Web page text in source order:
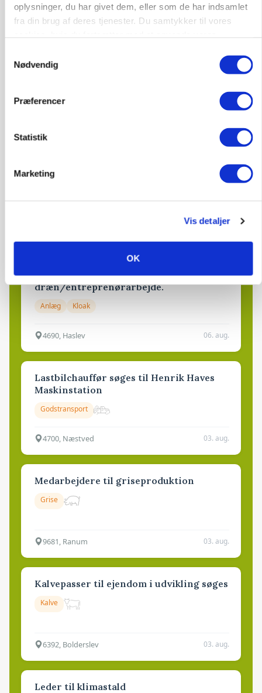
oplysninger, du har givet dem, eller som de har indsamlet
fra din brug af deres tjenester. Du samtykker til vores
Nødvendig
Præferencer
Statistik
Marketing
Vis detaljer
OK
Loading...
Elevplads tilbydes ved Ringkøbing /
Grise
Rørlægger / håndmand søges til
dræn/entreprenørarbejde.
Anlæg Kloak
4690, Haslev 06. aug.
Lastbilchauffør søges til Henrik Haves
Maskinstation
Godstransport
4700, Næstved 03. aug.
Medarbejdere til griseproduktion
Grise
9681, Ranum 03. aug.
Kalvepasser til ejendom i udvikling søges
Kalve
6392, Bolderslev 03. aug.
Leder til klimastald